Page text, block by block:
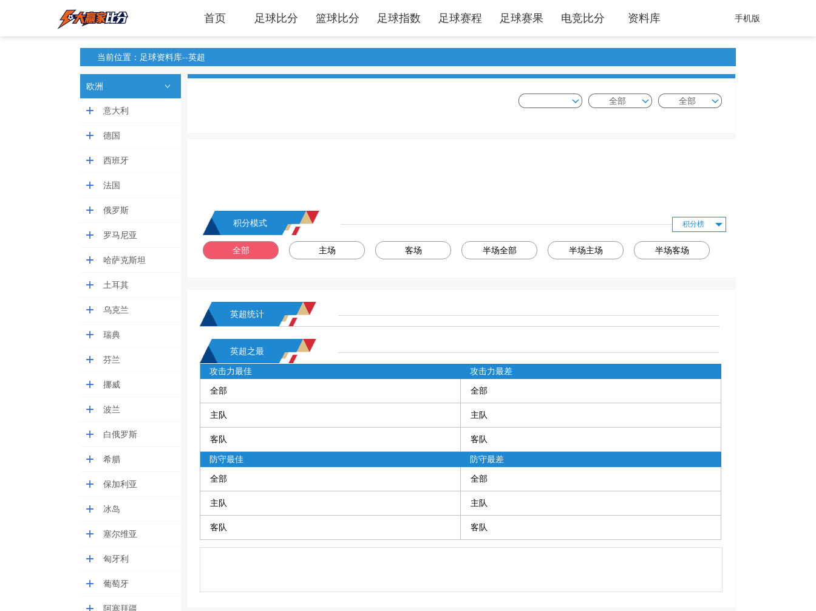
首页 足球比分 篮球比分 足球指数 足球赛程 足球赛果 电竞比分 资料库 手机版
当前位置：足球资料库--英超
欧洲
意大利
德国
西班牙
法国
俄罗斯
罗马尼亚
哈萨克斯坦
土耳其
乌克兰
瑞典
芬兰
挪威
波兰
白俄罗斯
希腊
保加利亚
冰岛
塞尔维亚
匈牙利
葡萄牙
阿塞拜疆
全部 全部
积分模式 积分榜
全部 主场 客场 半场全部 半场主场 半场客场
英超统计
英超之最
攻击力最佳
全部
主队
客队
攻击力最差
全部
主队
客队
防守最佳
全部
主队
客队
防守最差
全部
主队
客队